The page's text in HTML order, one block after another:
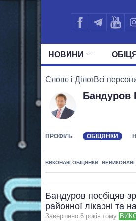
НОВИНИ
УСІ
Слово і Діло›Всі
Бандуров
ПРОФІЛЬ ОБІЦЯНКИ
ВИКОНАНІ ОБІЦЯНКИ НЕВИКОНАНІ
Бандуров пообіцяв
районної лікарні та
Завершено 6 рокiв тому